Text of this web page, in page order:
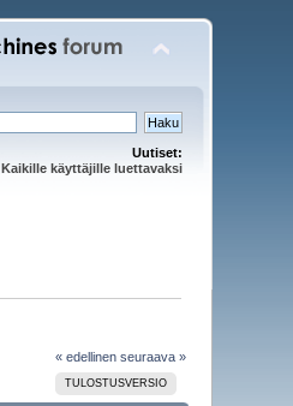
Uutiset:
Kaikille käyttäjille luettavaksi
« edellinen seuraava »
TULOSTUSVERSIO